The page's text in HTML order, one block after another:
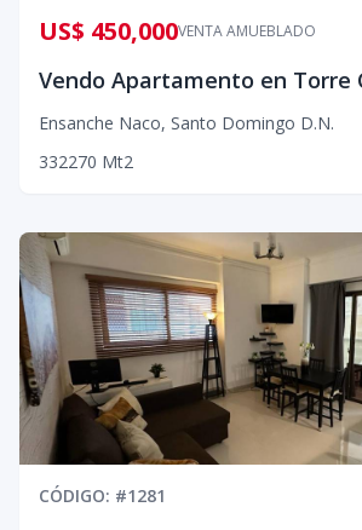
VENTA AMUEBLADO
US$ 450,000
Ensanche Naco, Santo Domingo D.N.
332270 Mt2
CÓDIGO: #1281